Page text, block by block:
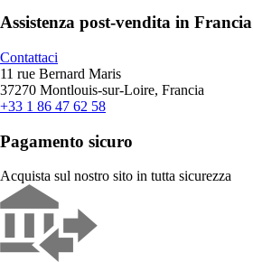
Assistenza post-vendita in Francia
Contattaci
11 rue Bernard Maris
37270 Montlouis-sur-Loire, Francia
+33 1 86 47 62 58
Pagamento sicuro
Acquista sul nostro sito in tutta sicurezza